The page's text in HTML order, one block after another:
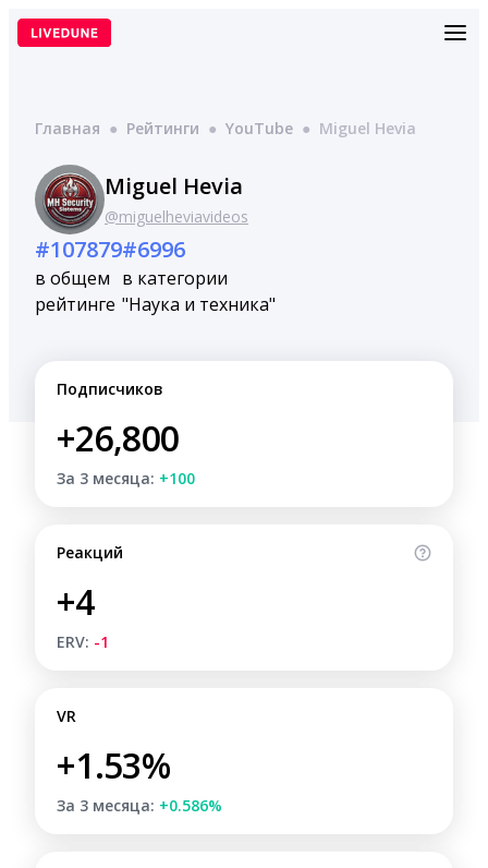
Перейти
Главная ● Рейтинги ● YouTube ● Miguel Hevia
Miguel Hevia
@miguelheviavideos
#107879
в общем
рейтинге
#6996
в категории
"Наука и техника"
Подписчиков
+26,800
За 3 месяца: +100
Реакций
+4
ERV: -1
VR
+1.53%
За 3 месяца: +0.586%